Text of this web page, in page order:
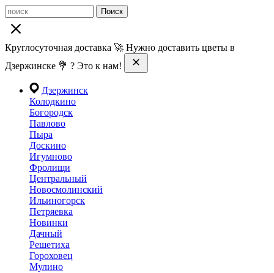
Поиск
Круглосуточная доставка 🚀 Нужно доставить цветы в
Дзержинске 💐 ? Это к нам!
Дзержинск
Колодкино
Богородск
Павлово
Пыра
Доскино
Игумново
Фролищи
Центральный
Новосмолинский
Ильиногорск
Петряевка
Новинки
Дачный
Решетиха
Гороховец
Мулино